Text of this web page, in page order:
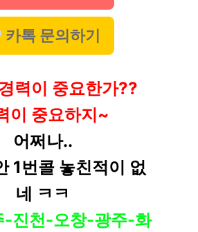
카톡 문의하기
력이 중요한가??
이 중요하지~
어쩌나..
1번콜 놓친적이 없
네 ㅋㅋ
-진천-오창-광주-화